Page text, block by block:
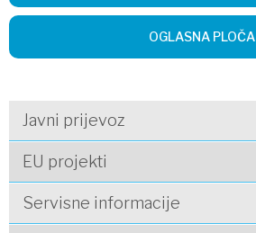
OGLASNA PLOČA
Javni prijevoz
EU projekti
Servisne informacije